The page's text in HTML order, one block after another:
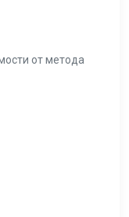
от метода